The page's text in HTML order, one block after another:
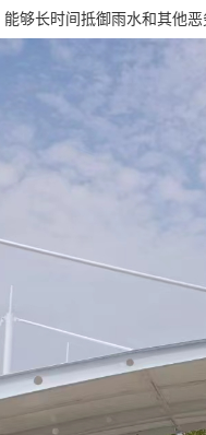
够长时间抵御雨水和其他